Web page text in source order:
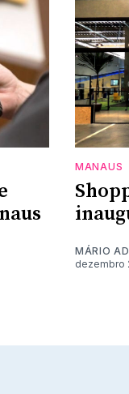
MANAUS
MÁRIO
dezembro